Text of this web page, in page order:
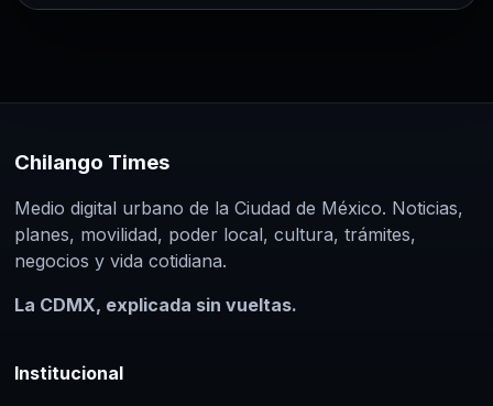
Chilango Times
Medio digital urbano de la Ciudad de México. Noticias,
planes, movilidad, poder local, cultura, trámites,
negocios y vida cotidiana.
La CDMX, explicada sin vueltas.
Institucional